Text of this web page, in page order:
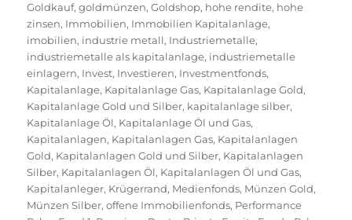
Goldkauf,goldmünzen,Goldshop, hohe rendite, hohe
zinsen, Immobilien, Immobilien Kapitalanlage,
imobilien, industrie metall, Industriemetalle,
industriemetalle als kapitalanlage, industriemetalle
einlagern, Invest, Investieren, Investmentfonds,
Kapitalanlage, Kapitalanlage Gas, Kapitalanlage Gold,
Kapitalanlage Gold und Silber, kapitalanlage silber,
Kapitalanlage Öl, Kapitalanlage Öl und Gas,
Kapitalanlagen, Kapitalanlagen Gas, Kapitalanlagen
Gold, Kapitalanlagen Gold und Silber, Kapitalanlagen
Silber, Kapitalanlagen Öl, Kapitalanlagen Öl und Gas,
Kapitalanleger, Krügerrand, Medienfonds, Münzen Gold,
Münzen Silber,offene Immobilienfonds, Performance